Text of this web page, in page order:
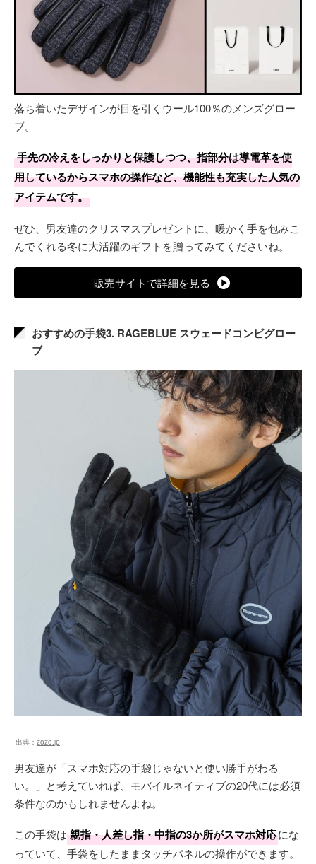
落ち着いたデザインが目を引くウール100％のメンズグロー
ブ。
手先の冷えをしっかりと保護しつつ、指部分は導電革を使
用しているからスマホの操作など、機能性も充実した人気の
アイテムです。
ぜひ、男友達のクリスマスプレゼントに、暖かく手を包みこ
んでくれる冬に大活躍のギフトを贈ってみてくださいね。
販売サイトで詳細を見る
おすすめの手袋3. RAGEBLUE スウェードコンビグロー
ブ
出典： zozo.jp
男友達が「スマホ対応の手袋じゃないと使い勝手がわる
い。」と考えていれば、モバイルネイティブの20代には必須
条件なのかもしれませんよね。
この手袋は 親指・人差し指・中指の3か所がスマホ対応にな
っていて、手袋をしたままタッチパネルの操作ができます。